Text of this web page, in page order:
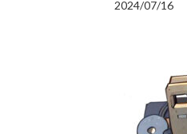
2024/07/16